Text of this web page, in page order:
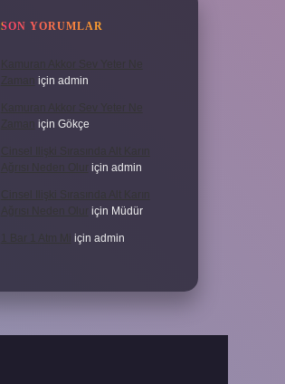
SON YORUMLAR
Kamuran Akkor Sev Yeter Ne
Zaman için admin
Kamuran Akkor Sev Yeter Ne
Zaman için Gökçe
Cinsel Ilişki Sırasında Alt Karın
Ağrısı Neden Olur için admin
Cinsel Ilişki Sırasında Alt Karın
Ağrısı Neden Olur için Müdür
1 Bar 1 Atm Mi için admin